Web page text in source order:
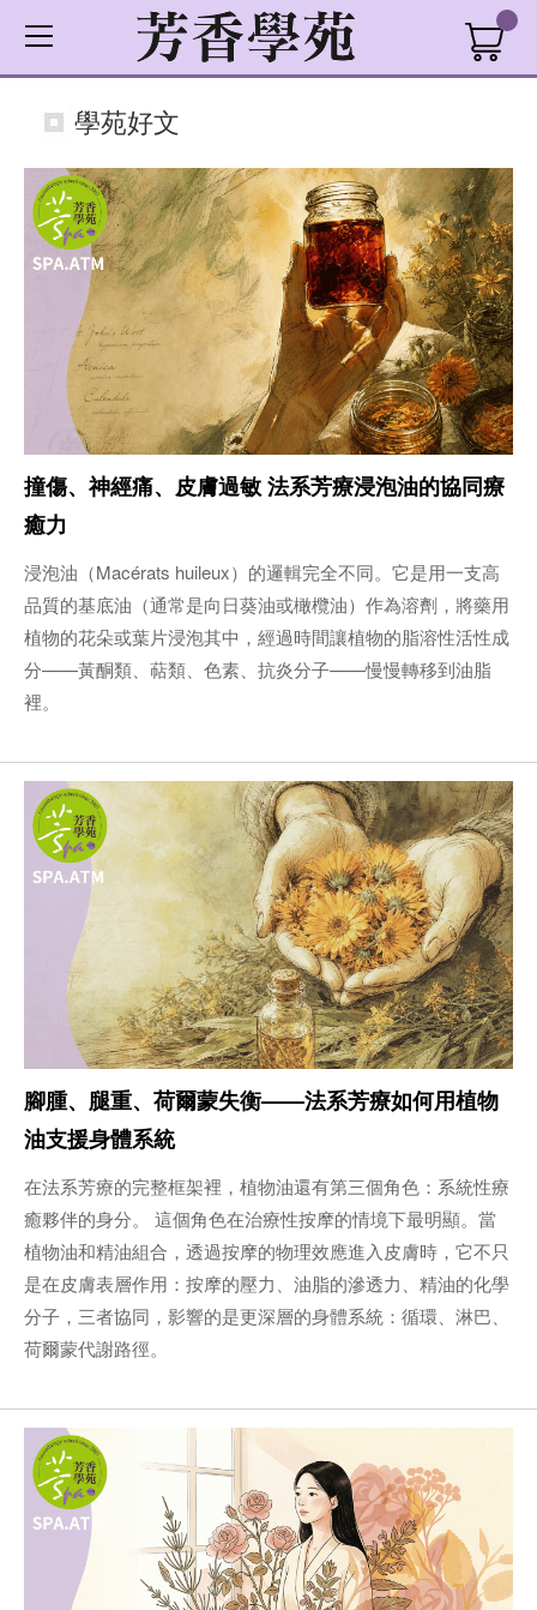
學苑好文
撞傷、神經痛、皮膚過敏 法系芳療浸泡油的協同療
癒力
浸泡油（Macérats huileux）的邏輯完全不同。它是用一支高
品質的基底油（通常是向日葵油或橄欖油）作為溶劑，將藥用
植物的花朵或葉片浸泡其中，經過時間讓植物的脂溶性活性成
分——黃酮類、萜類、色素、抗炎分子——慢慢轉移到油脂
裡。
腳腫、腿重、荷爾蒙失衡——法系芳療如何用植物
油支援身體系統
在法系芳療的完整框架裡，植物油還有第三個角色：系統性療
癒夥伴的身分。 這個角色在治療性按摩的情境下最明顯。當
植物油和精油組合，透過按摩的物理效應進入皮膚時，它不只
是在皮膚表層作用：按摩的壓力、油脂的滲透力、精油的化學
分子，三者協同，影響的是更深層的身體系統：循環、淋巴、
荷爾蒙代謝路徑。